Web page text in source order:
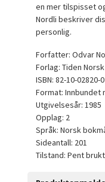
en mer tilspisset
Nordli beskriver
personlig.
Forfatter: Odvar
Forlag: Tiden
ISBN: 82-10-02820-0
Format: Innbundet
Utgivelsesår: 1985
Opplag: 2
Språk: Norsk
Sideantall: 201
Tilstand: Pent brukt